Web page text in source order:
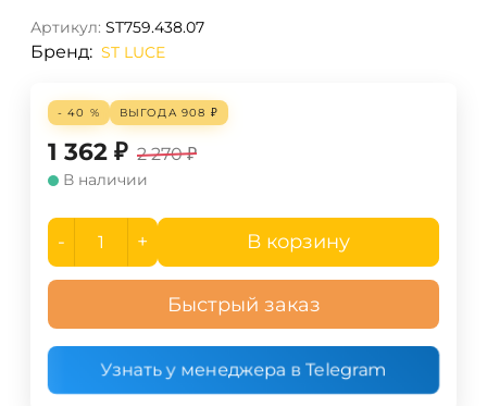
Артикул: ST759.438.07
Бренд: ST LUCE
- 40 % ВЫГОДА 908 ₽
1 362 ₽ 2 270 ₽
В наличии
- + В корзину
Быстрый заказ
Узнать у менеджера в Telegram